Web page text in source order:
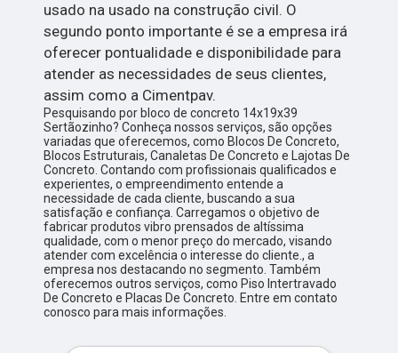
usado na usado na construção civil. O
segundo ponto importante é se a empresa irá
oferecer pontualidade e disponibilidade para
atender as necessidades de seus clientes,
assim como a Cimentpav.
Pesquisando por bloco de concreto 14x19x39
Sertãozinho? Conheça nossos serviços, são opções
variadas que oferecemos, como Blocos De Concreto,
Blocos Estruturais, Canaletas De Concreto e Lajotas De
Concreto. Contando com profissionais qualificados e
experientes, o empreendimento entende a
necessidade de cada cliente, buscando a sua
satisfação e confiança. Carregamos o objetivo de
fabricar produtos vibro prensados de altíssima
qualidade, com o menor preço do mercado, visando
atender com excelência o interesse do cliente., a
empresa nos destacando no segmento. Também
oferecemos outros serviços, como Piso Intertravado
De Concreto e Placas De Concreto. Entre em contato
conosco para mais informações.